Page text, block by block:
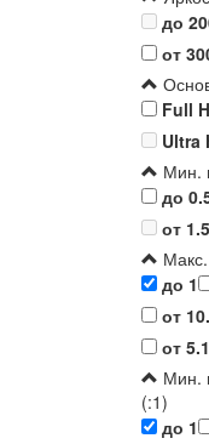
до
от
Full
Ultra
Мин.
до
от 1.5
до 1
от
от
Мин.
(:1)
до 1